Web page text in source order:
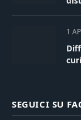
1
SEGUICI SU